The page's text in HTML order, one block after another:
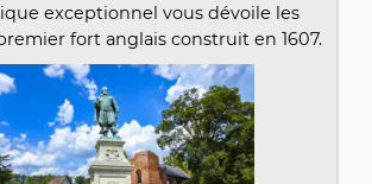
exceptionnel vous dévoile les
fort anglais construit en 1607.